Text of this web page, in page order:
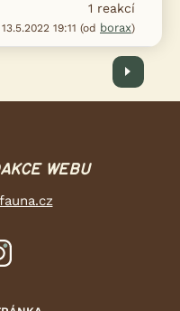
1 reakcí
13.5.2022 19:11 (od borax)
Další
WEBU